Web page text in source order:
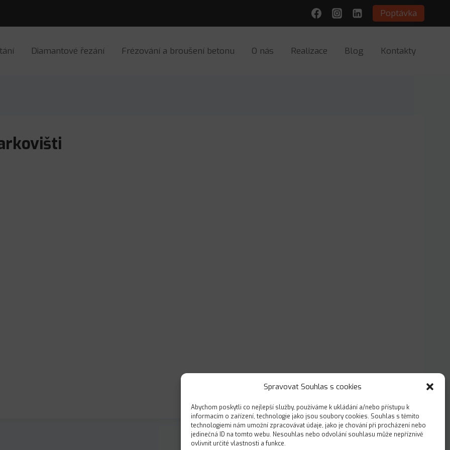
Spravovat Souhlas s cookies
Abychom poskytli co nejlepší služby, používáme k ukládání a/nebo přístupu k
informacím o zařízení, technologie jako jsou soubory cookies. Souhlas s těmito
technologiemi nám umožní zpracovávat údaje, jako je chování při procházení nebo
jedinečná ID na tomto webu. Nesouhlas nebo odvolání souhlasu může nepříznivě
ovlivnit určité vlastnosti a funkce.
Poptávka
Diamantové řezání Frézování a broušení betonu O nás Realizace Blog Kontakty